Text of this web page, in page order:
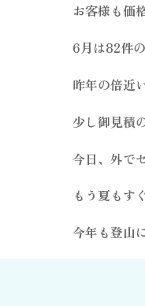
お客様も価
6月は82件
昨年の倍近
少し御見積
今日、外で
もう夏もす
今年も登山